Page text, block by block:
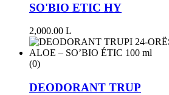
SO'BIO ETIC HY
2,000.00 L
(0)
DEODORANT TRUP